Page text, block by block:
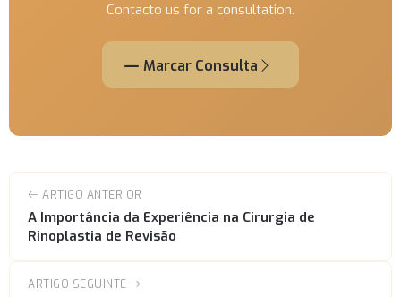
Contacto us for a consultation.
Marcar Consulta
ARTIGO ANTERIOR
A Importância da Experiência na Cirurgia de
Rinoplastia de Revisão
ARTIGO SEGUINTE